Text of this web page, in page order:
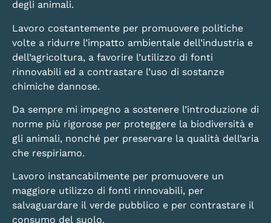
degli animali.
Lavoro costantemente per promuovere politiche
volte a ridurre l’impatto ambientale dell’industria e
dell’agricoltura, a favorire l’utilizzo di fonti
rinnovabili ed a contrastare l’uso di sostanze
chimiche dannose.
Da sempre mi impegno a sostenere l’introduzione di
norme più rigorose per proteggere la biodiversità e
gli animali, nonché per preservare la qualità dell’aria
che respiriamo.
Lavoro instancabilmente per promuovere un
maggiore utilizzo di fonti rinnovabili, per
salvaguardare il verde pubblico e per contrastare il
consumo del suolo.